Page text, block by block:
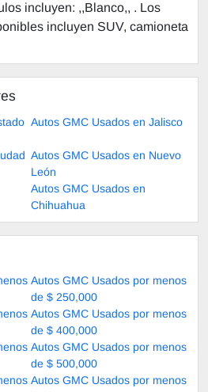
incluyen: ,,Blanco,, . Los
incluyen SUV, camioneta
Autos GMC Usados en Jalisco
Autos GMC Usados en Nuevo
León
Autos GMC Usados en
Chihuahua
Autos GMC Usados por menos
de $ 250,000
Autos GMC Usados por menos
de $ 400,000
Autos GMC Usados por menos
de $ 500,000
Autos GMC Usados por menos